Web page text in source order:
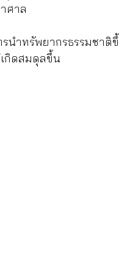
ศาล
นำทรัพยากรธรรมชาติ
กิดสมดุลขึ้น